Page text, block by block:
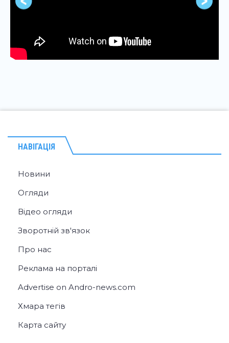
НАВІГАЦІЯ
Новини
Огляди
Відео огляди
Зворотній зв'язок
Про нас
Реклама на порталі
Advertise on Andro-news.com
Хмара тегів
Карта сайту